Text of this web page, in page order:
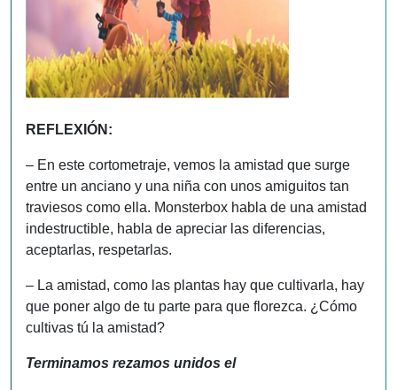
REFLEXIÓN:
– En este cortometraje, vemos la amistad que surge
entre un anciano y una niña con unos amiguitos tan
traviesos como ella. Monsterbox habla de una amistad
indestructible, habla de apreciar las diferencias,
aceptarlas, respetarlas.
– La amistad, como las plantas hay que cultivarla, hay
que poner algo de tu parte para que florezca. ¿Cómo
cultivas tú la amistad?
Terminamos rezamos unidos el